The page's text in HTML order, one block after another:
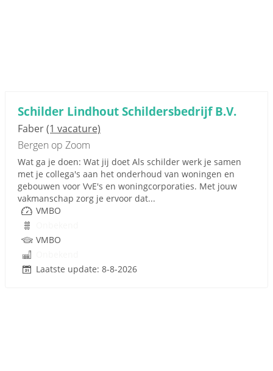
Schilder Lindhout Schildersbedrijf B.V.
Faber(1 vacature)
Bergen op Zoom
Wat ga je doen: Wat jij doet Als schilder werk je samen
met je collega's aan het onderhoud van woningen en
gebouwen voor VvE's en woningcorporaties. Met jouw
vakmanschap zorg je ervoor dat...
VMBO
VMBO
Laatste update: 8-8-2026